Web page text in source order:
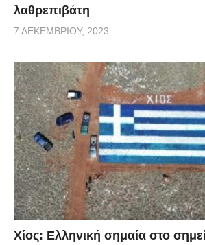
λαθρεπιβάτη
7 ΔΕΚΕΜΒΡΊΟΥ, 2023
Χίος: Eλληνική σημαία στο